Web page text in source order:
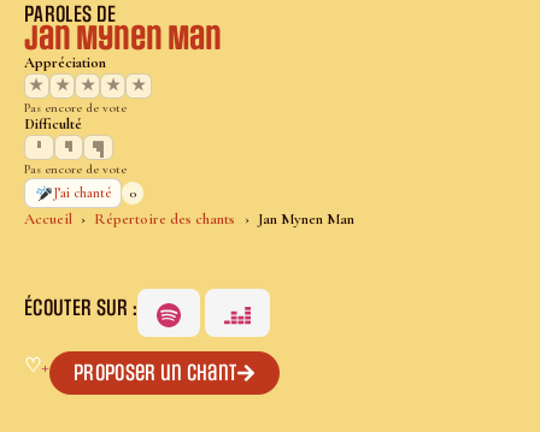
Accueil Répertoire des chants Jan Mynen Man
PAROLES DE
Jan Mynen Man
Appréciation
★
★ ★ ★ ★
Pas encore de vote
Difficulté
Pas encore de vote
J’ai chanté
0
ÉCOUTER SUR :
♡+ Proposer un chant